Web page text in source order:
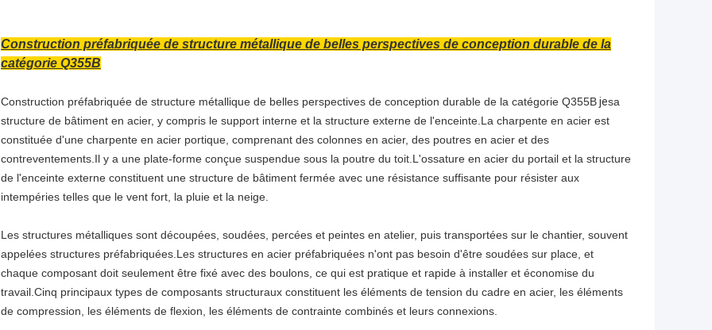
Construction préfabriquée de structure métallique de belles perspectives de conception durable de la
catégorie Q355B
Construction préfabriquée de structure métallique de belles perspectives de conception durable de la catégorie Q355Bjesa
structure de bâtiment en acier, y compris le support interne et la structure externe de l'enceinte.La charpente en acier est
constituée d'une charpente en acier portique, comprenant des colonnes en acier, des poutres en acier et des
contreventements.Il y a une plate-forme conçue suspendue sous la poutre du toit.L'ossature en acier du portail et la structure
de l'enceinte externe constituent une structure de bâtiment fermée avec une résistance suffisante pour résister aux
intempéries telles que le vent fort, la pluie et la neige.
Les structures métalliques sont découpées, soudées, percées et peintes en atelier, puis transportées sur le chantier, souvent
appelées structures préfabriquées.Les structures en acier préfabriquées n'ont pas besoin d'être soudées sur place, et
chaque composant doit seulement être fixé avec des boulons, ce qui est pratique et rapide à installer et économise du
travail.Cinq principaux types de composants structuraux constituent les éléments de tension du cadre en acier, les éléments
de compression, les éléments de flexion, les éléments de contrainte combinés et leurs connexions.